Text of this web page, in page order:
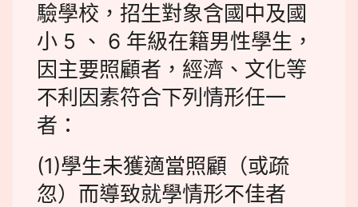
驗學校，招生對象含國中及國
小 5 、 6 年級在籍男性學生，
因主要照顧者，經濟、文化等
不利因素符合下列情形任一
者：
(1)學生未獲適當照顧（或疏
忽）而導致就學情形不佳者